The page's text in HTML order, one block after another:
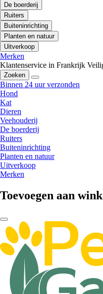
De boerderij
Ruiters
Buiteninrichting
Planten en natuur
Uitverkoop
Merken
Klantenservice in Frankrijk
Zoeken
Binnen 24 uur verzonden
Hond
Kat
Dieren
Veehouderij
De boerderij
Ruiters
Buiteninrichting
Planten en natuur
Uitverkoop
Merken
Toevoegen aan